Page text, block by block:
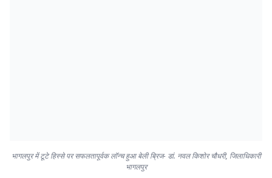
भागलपुर में टूटे हिस्से पर सफलतापूर्वक लॉन्च हुआ बेली ब्रिज- डां. नवल किशोर चौधरी, जिलाधिकारी
भागलपुर